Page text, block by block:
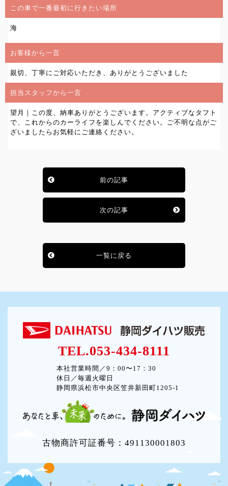
この車で一番最初に行きたい場所
海
お客様から一言
親切、丁寧にご対応いただき、ありがとうございました
担当スタッフから一言
望月｜この度、納車ありがとうございます。アクティブなタフト
で、これからのカーライフを楽しんでください。ご不明な点がご
ざいましたらお気軽にご連絡ください。
前の記事
次の記事
一覧に戻る
TEL.053-434-8111
本社営業時間／9：00〜17：30
休日／毎週火曜日
静岡県浜松市中央区笠井新田町1205-1
古物商許可証番号：491130001803